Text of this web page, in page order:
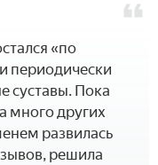
«по
периодически
суставы. Пока
много других
развилась
решила